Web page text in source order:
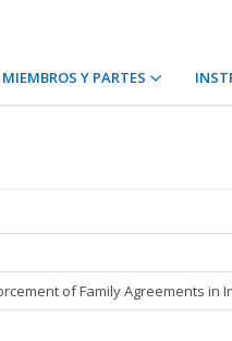
MIEMBROS Y PARTES
of Family Agreements in